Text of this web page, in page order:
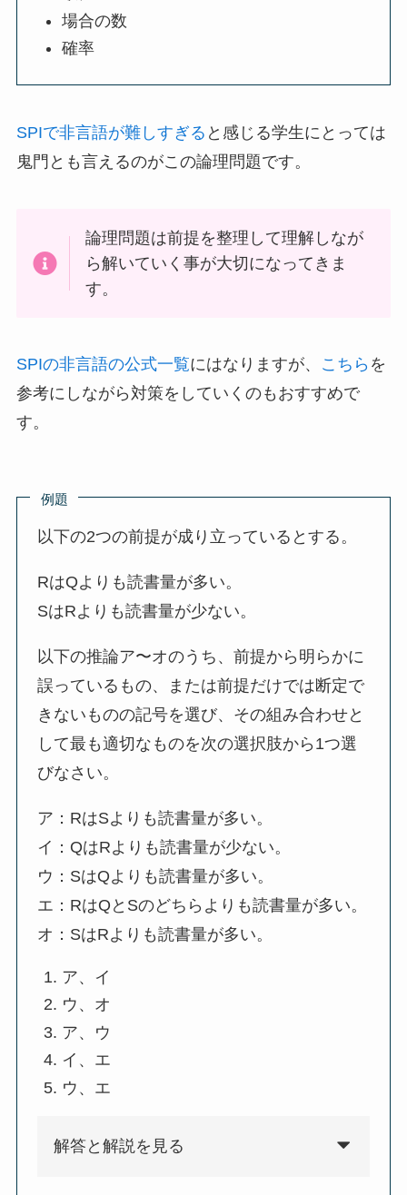
場合の数
確率
SPIで非言語が難しすぎる と感じる学生にとっては
鬼門とも言えるのがこの論理問題です。
論理問題は前提を整理して理解しなが
ら解いていく事が大切になってきま
す。
SPIの非言語の公式一覧にはなりますが、 こちら を
参考にしながら対策をしていくのもおすすめで
す。
例題
以下の2つの前提が成り立っているとする。
RはQよりも読書量が多い。
SはRよりも読書量が少ない。
以下の推論ア〜オのうち、前提から明らかに
誤っているもの、または前提だけでは断定で
きないものの記号を選び、その組み合わせと
して最も適切なものを次の選択肢から1つ選
びなさい。
ア：RはSよりも読書量が多い。
イ：QはRよりも読書量が少ない。
ウ：SはQよりも読書量が多い。
エ：RはQとSのどちらよりも読書量が多い。
オ：SはRよりも読書量が多い。
ア、イ
ウ、オ
ア、ウ
イ、エ
ウ、エ
解答と解説を見る